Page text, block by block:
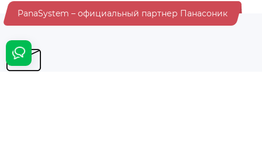
PanaSystem – официальный партнер Панасоник